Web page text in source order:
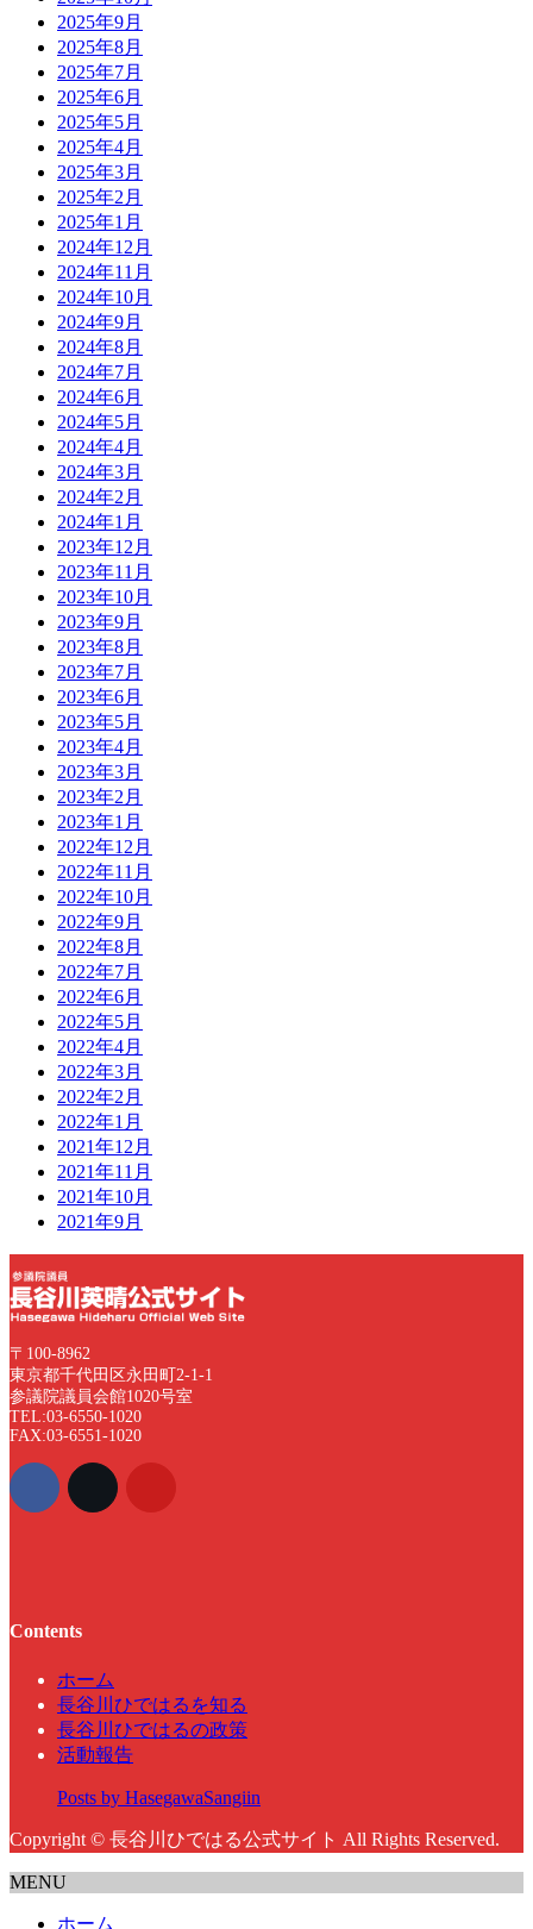
2025年9月
2025年8月
2025年7月
2025年6月
2025年5月
2025年4月
2025年3月
2025年2月
2025年1月
2024年12月
2024年11月
2024年10月
2024年9月
2024年8月
2024年7月
2024年6月
2024年5月
2024年4月
2024年3月
2024年2月
2024年1月
2023年12月
2023年11月
2023年10月
2023年9月
2023年8月
2023年7月
2023年6月
2023年5月
2023年4月
2023年3月
2023年2月
2023年1月
2022年12月
2022年11月
2022年10月
2022年9月
2022年8月
2022年7月
2022年6月
2022年5月
2022年4月
2022年3月
2022年2月
2022年1月
2021年12月
2021年11月
2021年10月
2021年9月
〒100-8962
東京都千代田区永田町2-1-1
参議院議員会館1020号室
TEL:03-6550-1020
FAX:03-6551-1020
Contents
ホーム
長谷川ひではるを知る
長谷川ひではるの政策
活動報告
Posts by HasegawaSangiin
Copyright © 長谷川ひではる公式サイト All Rights Reserved.
MENU
ホーム